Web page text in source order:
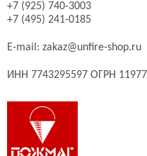
+7 (925) 740-3003
+7 (495) 241-0185
E-mail: zakaz@unfire-shop.ru
ИНН 7743295597 ОГРН